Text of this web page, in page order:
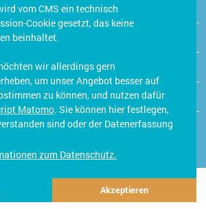
vom CMS ein technisch
Cookie gesetzt, das keine
beinhaltet.
wir allerdings gern
um unser Angebot besser auf
zu können, und nutzen dafür
Matomo. Sie können hier festlegen,
sind oder der Datenerfassung
zum Datenschutz.
Akzeptieren
Kontakt
Hand- & Trainingsstudio
Jobs/Karriere
E-Learning
Datenschutzerklärung Datenschutz in der Praxis